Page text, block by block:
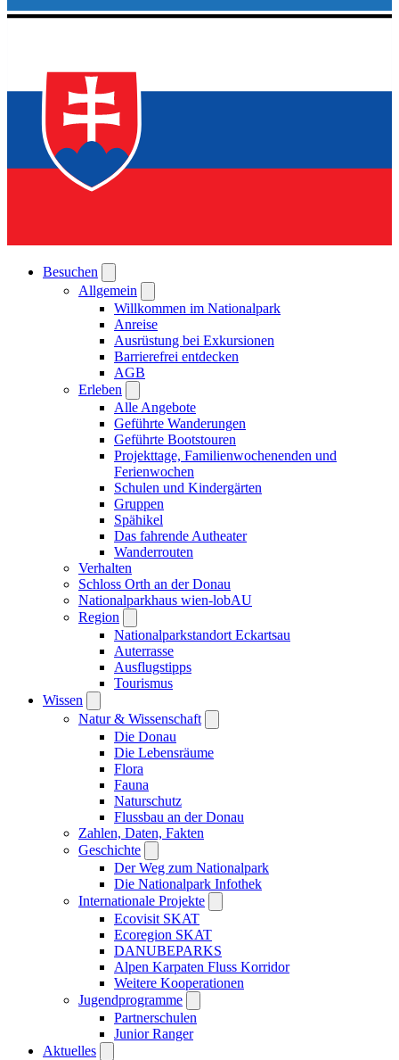
Besuchen
Allgemein
Willkommen im Nationalpark
Anreise
Ausrüstung bei Exkursionen
Barrierefrei entdecken
AGB
Erleben
Alle Angebote
Geführte Wanderungen
Geführte Bootstouren
Projekttage, Familienwochenenden und
Ferienwochen
Schulen und Kindergärten
Gruppen
Spähikel
Das fahrende Autheater
Wanderrouten
Verhalten
Schloss Orth an der Donau
Nationalparkhaus wien-lobAU
Region
Nationalparkstandort Eckartsau
Auterrasse
Ausflugstipps
Tourismus
Wissen
Natur & Wissenschaft
Die Donau
Die Lebensräume
Flora
Fauna
Naturschutz
Flussbau an der Donau
Zahlen, Daten, Fakten
Geschichte
Der Weg zum Nationalpark
Die Nationalpark Infothek
Internationale Projekte
Ecovisit SKAT
Ecoregion SKAT
DANUBEPARKS
Alpen Karpaten Fluss Korridor
Weitere Kooperationen
Jugendprogramme
Partnerschulen
Junior Ranger
Aktuelles